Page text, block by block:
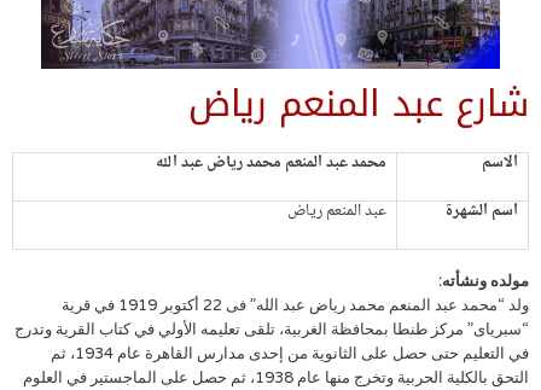
شارع عبد المنعم رياض
الاسم
محمد عبد المنعم محمد رياض عبد الله
اسم الشهرة
عبد المنعم رياض
مولده ونشأته:
ولد “محمد عبد المنعم محمد رياض عبد الله” فى 22 أكتوبر 1919 في قرية
“سبرياى” مركز طنطا بمحافظة الغربية، تلقى تعليمه الأولي في كتاب القرية وتدرج
في التعليم حتى حصل على الثانوية من إحدى مدارس القاهرة عام 1934، ثم
التحق بالكلية الحربية وتخرج منها عام 1938، ثم حصل على الماجستير في العلوم